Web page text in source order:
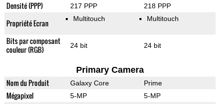
Densité (PPP) 217 PPP 218 PPP
Propriété Ecran Multitouch Multitouch
Bits par composant
couleur (RGB)
24 bit 24 bit
Primary Camera
Nom du Produit Galaxy Core Prime
Mégapixel 5-MP 5-MP